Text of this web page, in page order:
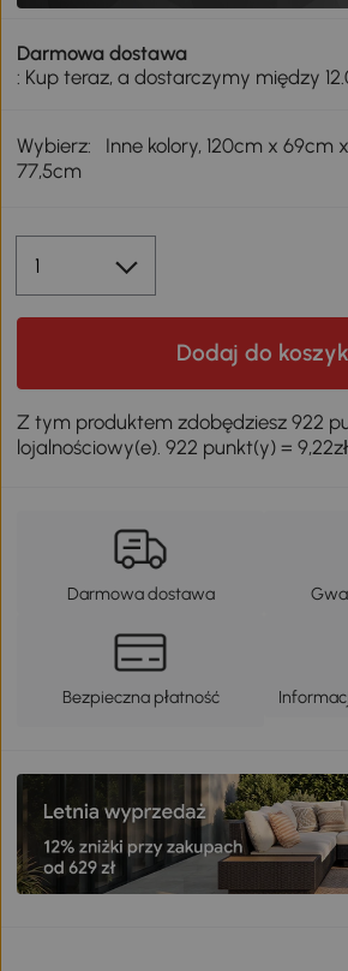
Darmowa dostawa
: Kup teraz, a dostarczymy między
Wybierz:
Inne kolory, 120cm x 69cm x
77,5cm
Dodaj do
Z tym produktem zdobędziesz 922
lojalnościowy(e). 922 punkt(y) =
Darmowa dostawa
Bezpieczna płatność